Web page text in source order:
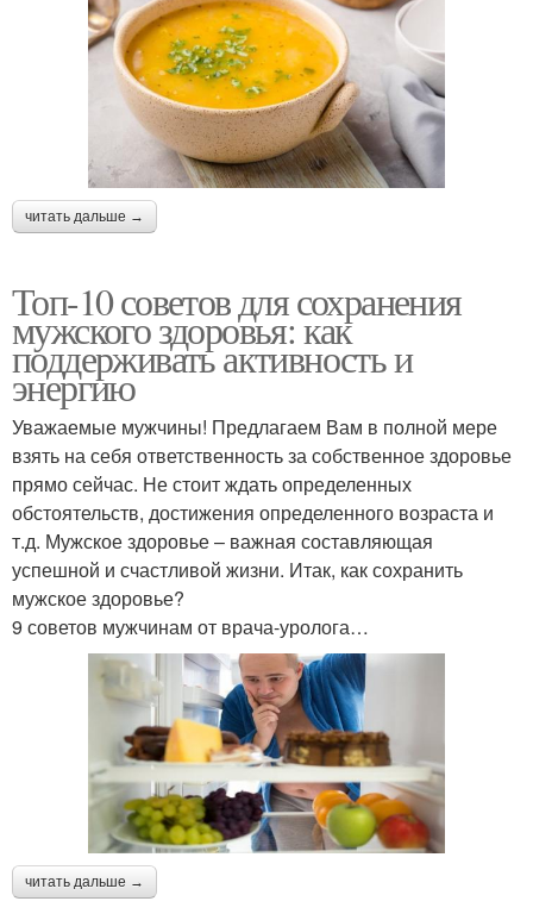
читать дальше →
Топ-10 советов для сохранения
мужского здоровья: как
поддерживать активность и
энергию
Уважаемые мужчины! Предлагаем Вам в полной мере
взять на себя ответственность за собственное здоровье
прямо сейчас. Не стоит ждать определенных
обстоятельств, достижения определенного возраста и
т.д. Мужское здоровье – важная составляющая
успешной и счастливой жизни. Итак, как сохранить
мужское здоровье?
9 советов мужчинам от врача-уролога…
читать дальше →